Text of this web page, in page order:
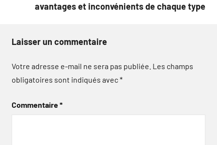
avantages et inconvénients de chaque type
Laisser un commentaire
Votre adresse e-mail ne sera pas publiée. Les champs
obligatoires sont indiqués avec*
Commentaire*